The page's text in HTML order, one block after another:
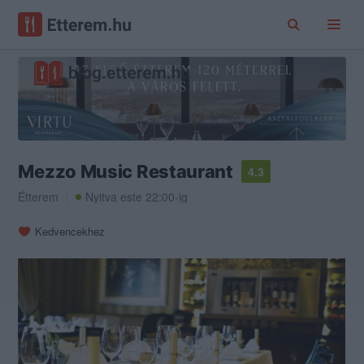
Mezzo Music Restaurant
4.3
Étterem
Nyitva este 22:00-ig
Kedvencekhez